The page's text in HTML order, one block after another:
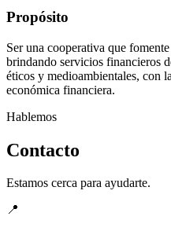
Propósito
Ser una cooperativa que
brindando servicios financieros
éticos y medioambientales, con
económica financiera.
Hablemos
Contacto
Estamos cerca para ayudarte.
📍